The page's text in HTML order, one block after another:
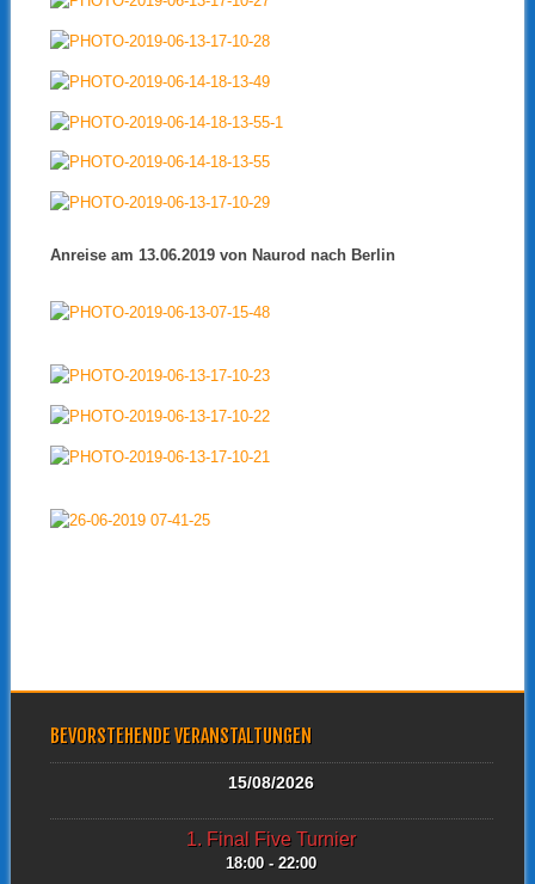
Anreise am 13.06.2019 von Naurod nach Berlin
BEVORSTEHENDE VERANSTALTUNGEN
15/08/2026
1. Final Five Turnier
18:00 - 22:00